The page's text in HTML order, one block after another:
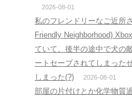
2026-08-01
私のフレンドリーなご近所
Friendly Neighborhood)
ていて、後半の途中で犬の
ートセーブされてしまった
しまった(?)
2026-08-01
部屋の片付けとか化学物質